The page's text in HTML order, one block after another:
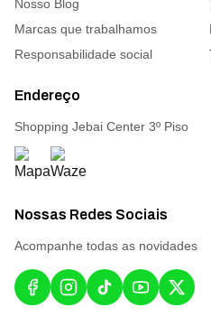
Nosso Blog
Marcas que trabalhamos
Responsabilidade social
Endereço
Shopping Jebai Center 3º Piso
Nossas Redes Sociais
Acompanhe todas as novidades